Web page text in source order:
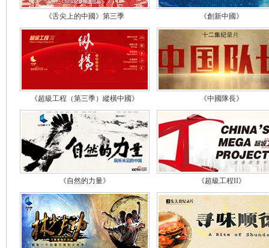
《舌尖上的中國》第三季 《創新中國》
《超級工程（第三季）縱橫中國》 《中國隊長》
《自然的力量》 《超級工程II》